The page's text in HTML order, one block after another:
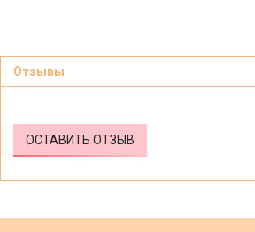
Отзывы
ОСТАВИТЬ ОТЗЫВ